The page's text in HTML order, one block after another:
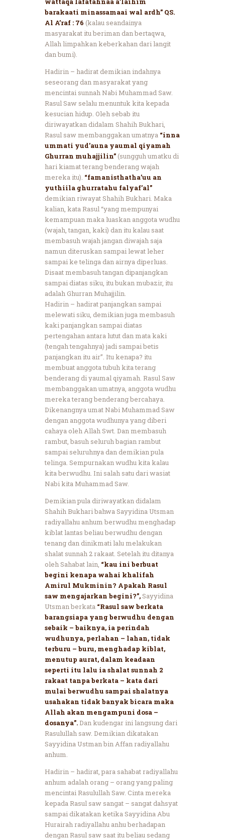
barakaati minassamaai wal ardh” QS.
Al A’raf : 76 (kalau seandainya
masyarakat itu beriman dan bertaqwa,
Allah limpahkan keberkahan dari langit
dan bumi).
Hadirin – hadirat demikian indahnya
seseorang dan masyarakat yang
mencintai sunnah Nabi Muhammad Saw.
Rasul Saw selalu menuntuk kita kepada
kesucian hidup. Oleh sebab itu
diriwayatkan didalam Shahih Bukhari,
Rasul saw membanggakan umatnya “inna
ummati yud’auna yaumal qiyamah
Ghurran muhajjilin”(sungguh umatku di
hari kiamat terang benderang wajah
mereka itu). “famanisthatha’uu an
yuthiila ghurratahu falyaf’al”
demikian riwayat Shahih Bukhari. Maka
kalian, kata Rasul “yang mempunyai
kemampuan maka luaskan anggota wudhu
(wajah, tangan, kaki) dan itu kalau saat
membasuh wajah jangan diwajah saja
namun diteruskan sampai lewat leher
sampai ke telinga dan airnya diperluas.
Disaat membasuh tangan dipanjangkan
sampai diatas siku, itu bukan mubazir, itu
adalah Ghurran Muhajjilin.
Hadirin – hadirat panjangkan sampai
melewati siku, demikian juga membasuh
kaki panjangkan sampai diatas
pertengahan antara lutut dan mata kaki
(tengah tengahnya) jadi sampai betis
panjangkan itu air”. Itu kenapa? itu
membuat anggota tubuh kita terang
benderang di yaumal qiyamah. Rasul Saw
membanggakan umatnya, anggota wudhu
mereka terang benderang bercahaya.
Dikenangnya umat Nabi Muhammad Saw
dengan anggota wudhunya yang diberi
cahaya oleh Allah Swt. Dan membasuh
rambut, basuh seluruh bagian rambut
sampai seluruhnya dan demikian pula
telinga. Sempurnakan wudhu kita kalau
kita berwudhu. Ini salah satu dari wasiat
Nabi kita Muhammad Saw.
Demikian pula diriwayatkan didalam
Shahih Bukhari bahwa Sayyidina Utsman
radiyallahu anhum berwudhu menghadap
kiblat lantas beliau berwudhu dengan
tenang dan dinikmati lalu melakukan
shalat sunnah 2 rakaat. Setelah itu ditanya
oleh Sahabat lain, “kau ini berbuat
begini kenapa wahai khalifah
Amirul Mukminin? Apakah Rasul
saw mengajarkan begini?”,Sayyidina
Utsman berkata “Rasul saw berkata
barangsiapa yang berwudhu dengan
sebaik – baiknya, ia perindah
wudhunya, perlahan – lahan, tidak
terburu – buru, menghadap kiblat,
menutup aurat, dalam keadaan
seperti itu lalu ia shalat sunnah 2
rakaat tanpa berkata – kata dari
mulai berwudhu sampai shalatnya
usahakan tidak banyak bicara maka
Allah akan mengampuni dosa –
dosanya”.Dan kudengar ini langsung dari
Rasulullah saw. Demikian dikatakan
Sayyidina Ustman bin Affan radiyallahu
anhum.
Hadirin – hadirat, para sahabat radiyallahu
anhum adalah orang – orang yang paling
mencintai Rasulullah Saw. Cinta mereka
kepada Rasul saw sangat – sangat dahsyat
sampai dikatakan ketika Sayyidina Abu
Hurairah radiyallahu anhu berhadapan
dengan Rasul saw saat itu beliau sedang